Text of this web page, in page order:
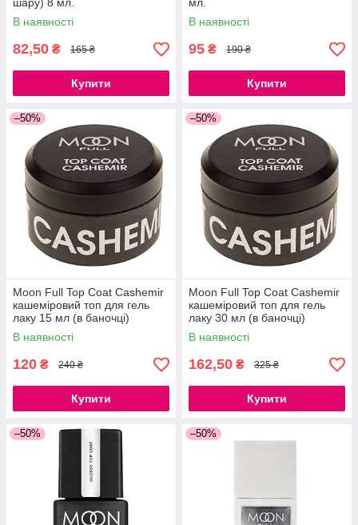
шару) 8 мл.
В наявності
82,50 ₴ 165 ₴
Купити
мл.
В наявності
95 ₴ 190 ₴
Купити
–50%
Moon Full Top Coat Cashemir
кашеміровий топ для гель
лаку 15 мл (в баночці)
В наявності
120 ₴ 240 ₴
Купити
–50%
Moon Full Top Coat Cashemir
кашеміровий топ для гель
лаку 30 мл (в баночці)
В наявності
162,50 ₴ 325 ₴
Купити
–50% –50%